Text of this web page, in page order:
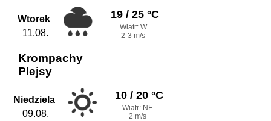
Wtorek
11.08.
19 / 25 °C
Wiatr: W
2-3 m/s
Krompachy
Plejsy
Niedziela
09.08.
10 / 20 °C
Wiatr: NE
2 m/s